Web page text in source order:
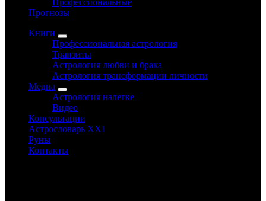
Прогнозы
Книги
Профессиональная астрология
Транзиты
Астрология любви и брака
Астрология трансформации личности
Медиа
Астрология налегке
Видео
Консультации
Астрословарь XXI
Руны
Контакты